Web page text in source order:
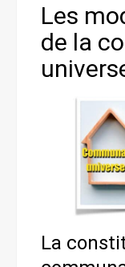
Les
de la
La